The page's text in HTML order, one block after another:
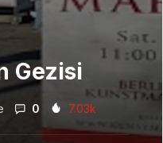
Gezisi
0 7.03k